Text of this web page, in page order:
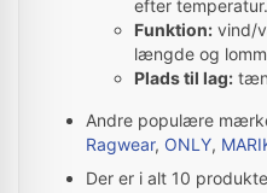
efter temperatur.
Funktion: vind/
længde og
Plads til lag:
Andre populære
Ragwear, ONLY,
Der er i alt 10